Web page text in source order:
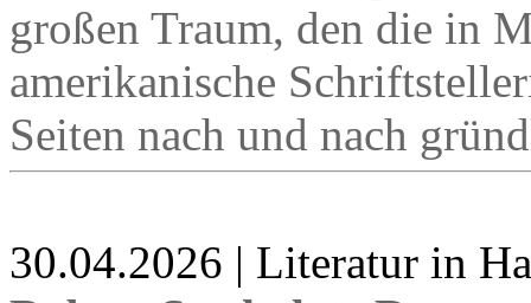
großen Traum, den die in
amerikanische
Seiten nach und nach
30.04.2026 | Literatur in